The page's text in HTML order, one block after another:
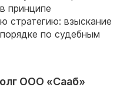
принципе
стратегию: взыскание
по судебным
ООО «Сааб»